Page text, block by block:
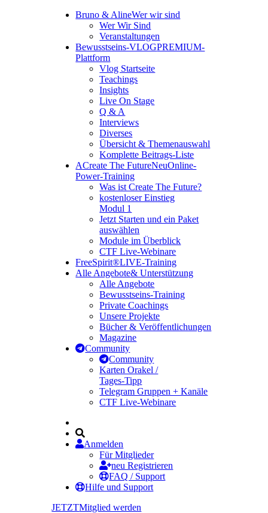
Bruno & AlineWer wir sind
Wer Wir Sind
Veranstaltungen
Bewusstseins-VLOGPREMIUM-
Plattform
Vlog Startseite
Teachings
Insights
Live On Stage
Q & A
Interviews
Diverses
Übersicht & Themenauswahl
Komplette Beitrags-Liste
ACreate The FutureNeuOnline-
Power-Training
Was ist Create The Future?
kostenloser Einstieg
Modul 1
Jetzt Starten und ein Paket
auswählen
Module im Überblick
CTF Live-Webinare
FreeSpirit®LIVE-Training
Alle Angebote& Unterstützung
Alle Angebote
Bewusstseins-Training
Private Coachings
Unsere Projekte
Bücher & Veröffentlichungen
Magazine
Community
Community
Karten Orakel /
Tages-Tipp
Telegram Gruppen + Kanäle
CTF Live-Webinare
Anmelden
Für Mitglieder
neu Registrieren
FAQ / Support
Hilfe und Support
JETZTMitglied werden